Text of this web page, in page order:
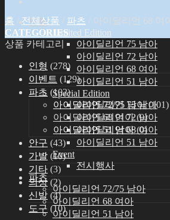
인형
Limited Edition
아이딜리언 75 남아
아이딜리언 72 남아
아이딜리언 68 여아
아이딜리언 51 남아
Special Edition
아이딜리언 75 남아
아이딜리언 72 남아
아이딜리언 68 여아
아이딜리언 51 남아
Event
전시행사
파츠
아이딜리언 72/75 남아
아이딜리언 68 여아
아이딜리언 51 남아
홈 전체상품 파츠
아이딜리언 68 여아
CATEGORIES
상품 카테고리
인형 (278)
이벤트 (129)
파츠 (102)
아이딜리언 72/75 남아 (101)
아이딜리언 68 여아 (0)
아이딜리언 51 남아 (0)
안구 (43)
가발 (10)
기타 (3)
의상 (2)
신발 (4)
도구 (10)